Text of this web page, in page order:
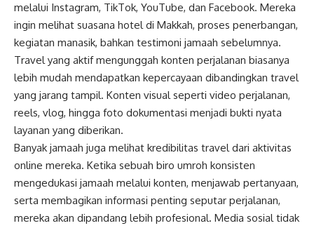
melalui Instagram, TikTok, YouTube, dan Facebook. Mereka
ingin melihat suasana hotel di Makkah, proses penerbangan,
kegiatan manasik, bahkan testimoni jamaah sebelumnya.
Travel yang aktif mengunggah konten perjalanan biasanya
lebih mudah mendapatkan kepercayaan dibandingkan travel
yang jarang tampil. Konten visual seperti video perjalanan,
reels, vlog, hingga foto dokumentasi menjadi bukti nyata
layanan yang diberikan.
Banyak jamaah juga melihat kredibilitas travel dari aktivitas
online mereka. Ketika sebuah biro umroh konsisten
mengedukasi jamaah melalui konten, menjawab pertanyaan,
serta membagikan informasi penting seputar perjalanan,
mereka akan dipandang lebih profesional. Media sosial tidak